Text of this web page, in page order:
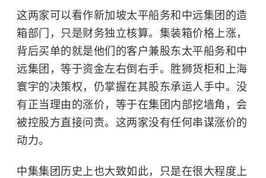
这两家可以看作新加坡太平船务和中远集团的造
箱部门，只是财务独立核算。集装箱价格上涨，
背后买单的就是他们的客户兼股东太平船务和中
远集团，等于资金左右倒右手。胜狮货柜和上海
寰宇的决策权，仍掌握在其股东承运人手中。没
有正当理由的涨价，等于在集团内部挖墙角，会
被控股方直接问责。这两家没有任何串谋涨价的
动力。
中集集团历史上也大致如此，只是在很大程度上